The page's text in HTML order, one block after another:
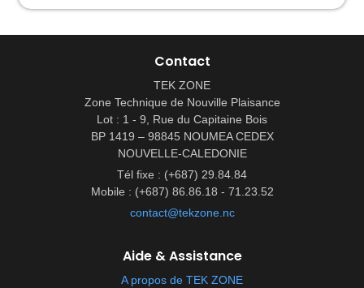
Contact
TEK ZONE
Zone Technique de Nouville Plaisance
Lot : 1 - 9, Rue du Capitaine Bois
BP 1419 – 98845 NOUMEA CEDEX
NOUVELLE-CALEDONIE
Tél fixe : (+687) 29.84.84
Mobile : (+687) 86.86.18 - 71.23.52
contact@tekzone.nc
Aide & Assistance
A propos de TEK ZONE